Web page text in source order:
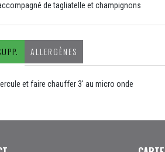
de tagliatelle et champignons
ALLERGÈNES
et faire chauffer 3' au micro onde